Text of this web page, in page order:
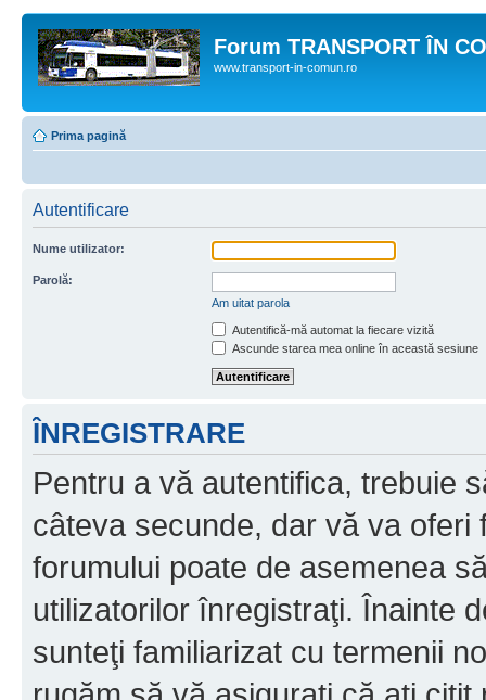
Forum TRANSPORT ÎN
www.transport-in-comun.ro
Prima pagină
Autentificare
Nume utilizator:
Parolă:
Am uitat parola
Autentifică-mă automat la fiecare vizită
Ascunde starea mea online în această sesiune
ÎNREGISTRARE
Pentru a vă autentifica, trebuie
câteva secunde, dar vă va oferi
forumului poate de asemenea
utilizatorilor înregistraţi. Înainte
sunteţi familiarizat cu termenii